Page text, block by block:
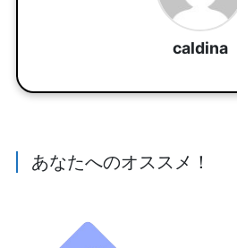
caldina
あなたへのオススメ！